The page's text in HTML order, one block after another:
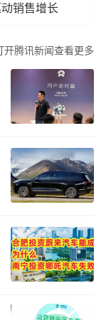
销售增长
开腾讯新闻查看更多